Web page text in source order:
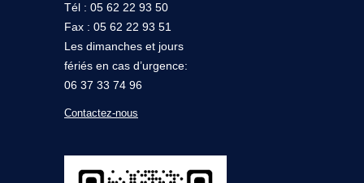
Tél : 05 62 22 93 50
Fax : 05 62 22 93 51
Les dimanches et jours
fériés en cas d’urgence:
06 37 33 74 96
Contactez-nous